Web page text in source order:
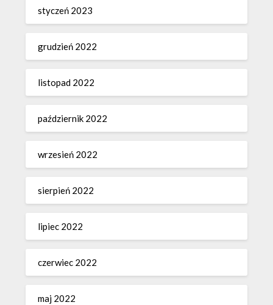
styczeń 2023
grudzień 2022
listopad 2022
październik 2022
wrzesień 2022
sierpień 2022
lipiec 2022
czerwiec 2022
maj 2022